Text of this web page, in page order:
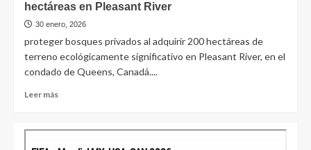
hectáreas en Pleasant River
30 enero, 2026
proteger bosques privados al adquirir 200 hectáreas de
terreno ecológicamente significativo en Pleasant River, en el
condado de Queens, Canadá....
Leer más